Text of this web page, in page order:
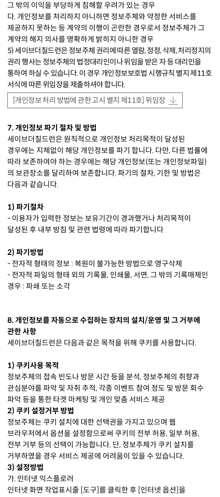
그 밖의 이익을 부당하게 침해할 우려가 있는 경우
다. 개인정보를 처리하지 아니하면 정보주체와 약정한 서비스를
제공하지 못하는 등 계약의 이행이 곤란한 경우로서 정보주체가 그
계약의 해지 의사를 명확하게 밝히지 아니한 경우
5) 세이브더칠드런은 정보주체 권리에 따른 열람, 정정, 삭제, 처리정지의
권리 행사는 정보주체의 법정대리인이나 위임을 받은 자 등 대리인을
통하여 하실 수 있습니다. 이 경우 개인정보보호법 시행규칙 별지 제11호
서식에 따른 위임장을 제출하셔야 합니다.
[개인정보 처리 방법에 관한 고시 별지 제11호] 위임장
7. 개인정보 파기 절차 및 방법
세이브더칠드런은 원칙적으로 개인정보 처리목적이 달성된
경우에는 지체없이 해당 개인정보를 파기 합니다. 다만, 다른 법률에
따라 보존하여야 하는 경우에는 해당 개인정보(또는 개인정보파일)
의 보관장소를 달리하여 보존합니다. 파기의 절차, 기한 및 방법은
다음과 같습니다.
1) 파기절차
- 이용자가 입력한 정보는 보유기간이 경과했거나 처리목적이
달성된 후 내부 방침 및 관련 법령에 따라 파기합니다
2) 파기방법
- 전자적 형태의 정보 : 복원이 불가능한 방법으로 영구삭제
- 전자적 파일의 형태 외의 기록물, 인쇄물, 서면, 그 밖의 기록매체인
경우 : 파쇄 또는 소각
8. 개인정보를 자동으로 수집하는 장치의 설치/운영 및 그 거부에
관한 사항
세이브더칠드런은 다음과 같은 목적을 위해 쿠키를 사용합니다.
1) 쿠키사용 목적
정보주체의 접속 빈도나 방문 시간 등을 분석, 정보주체의 취향과
관심분야를 파악 및 자취 추적, 각종 이벤트 참여 정도 및 방문 회수
파악 등을 통한 타겟 마케팅 및 개인 맞춤 서비스 제공
2) 쿠키 설정거부 방법
정보주체는 쿠키 설치에 대한 선택권을 가지고 있으며 웹
브라우저에서 옵션을 설정함으로써 쿠키의 전부 허용, 일부 허용,
전부 거부 등의 선택이 가능합니다. 단, 정보주체가 쿠키 설치를
거부하였을 경우 서비스 제공에 어려움이 있을 수 있습니다.
3) 설정방법
가. 인터넷 익스플로러
인터넷 화면 작업표시줄 [도구]를 클릭한 후 [인터넷 옵션]을